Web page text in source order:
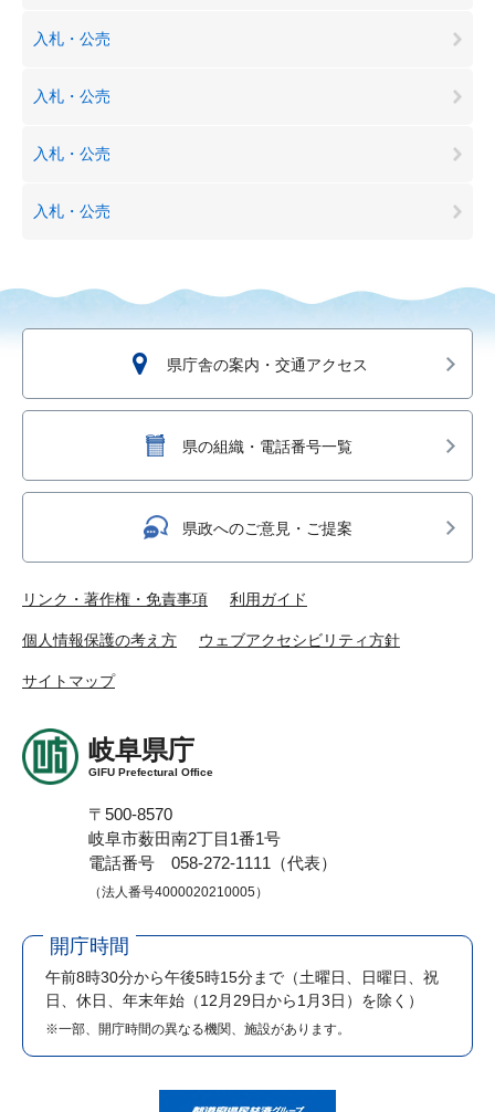
入札・公売
入札・公売
入札・公売
入札・公売
県庁舎の案内・交通アクセス
県の組織・電話番号一覧
県政へのご意見・ご提案
リンク・著作権・免責事項 利用ガイド
個人情報保護の考え方 ウェブアクセシビリティ方針
サイトマップ
岐阜県庁
GIFU Prefectural Office
〒500-8570
岐阜市薮田南2丁目1番1号
電話番号 058-272-1111（代表）
（法人番号4000020210005）
開庁時間
午前8時30分から午後5時15分まで （土曜日、日曜日、祝
日、休日、年末年始（12月29日から1月3日）を除く）
※一部、開庁時間の異なる機関、施設があります。